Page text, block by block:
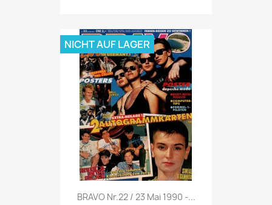
Vorschau
BRAVO Nr.22 / 23 Mai 1990 -...
NICHT AUF LAGER